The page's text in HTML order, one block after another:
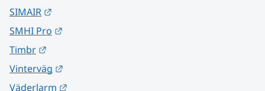
SIMAIR
SMHI Pro
Timbr
Vinterväg
Väderlarm